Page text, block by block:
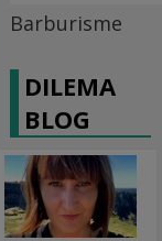
Barburisme
DILEMA
BLOG